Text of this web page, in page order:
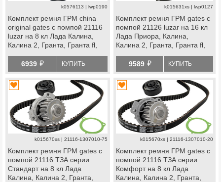
k0576113 | lwp0190
Комплект ремня ГРМ china
original gates с помпой 21116
luzar на 8 кл Лада Калина,
Калина 2, Гранта, Гранта fl,
Веста ng, datsun
6939 й КУПИТЬ
k015631xs | lwp0127
Комплект ремня ГРМ gates с
помпой 21126 luzar на 16 кл
Лада Приора, Калина,
Калина 2, Гранта, Гранта fl,
Рей, datsun
9589 й КУПИТЬ
k015670xs | 21116-1307010-75
Комплект ремня ГРМ gates с
помпой 21116 ТЗА серии
Стандарт на 8 кл Лада
Калина, Калина 2, Гранта,
k015670xs | 21116-1307010-20
Комплект ремня ГРМ gates с
помпой 21116 ТЗА серии
Комфорт на 8 кл Лада
Калина, Калина 2, Гранта,